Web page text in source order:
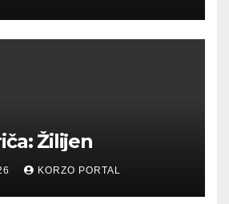
Žilijen
KORZO PORTAL